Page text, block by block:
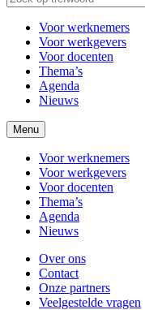
Voor werknemers
Voor werkgevers
Voor docenten
Thema’s
Agenda
Nieuws
Menu
Voor werknemers
Voor werkgevers
Voor docenten
Thema’s
Agenda
Nieuws
Over ons
Contact
Onze partners
Veelgestelde vragen